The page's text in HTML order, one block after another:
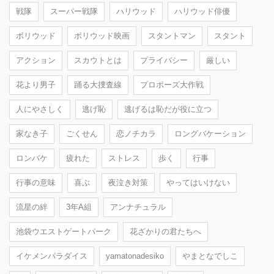
戦隊 スーパー戦隊 ハリウッド ハリウッド俳優
ボリウッド ボリウッド映画 スタントマン スタント
アクション スカウトとは プライバシー 厳しい
花より男子 踊る大捜査線 プロポーズ大作戦
人にやさしく 逃げ恥 逃げるは恥だが役に立つ
家なき子 ごくせん 恋ノチカラ ロングバケーション
ロンバケ 疲れた ストレス 歩く 行事
行事の意味 喜ぶ 夜泣き対策 やってはいけない
流星の絆 3年A組 アンナチュラル
池袋ウエストゲートパーク 花ざかりの君たちへ
イケメンパラダイス yamatonadesiko やまとなでしこ